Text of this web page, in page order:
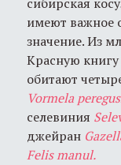
имеют важное
значение. Из
Красную книгу
обитают
Vormela
селевиния
джейран
Felismanul.